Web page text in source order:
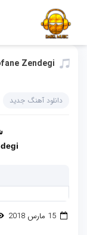
Zendegi
دانلود آهنگ جدید
15 مارس 2018